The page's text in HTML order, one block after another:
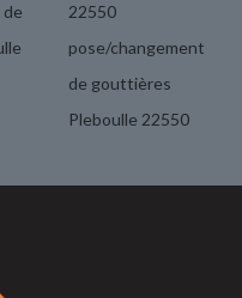
22550
pose/changement
de gouttières
Pleboulle 22550